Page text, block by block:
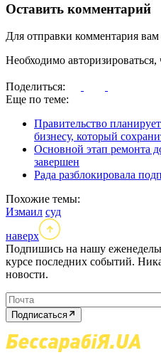
Оставить комментарий
Для отправки комментария
Необходимо
Поделиться:
Еще по теме:
Правительство
бизнесу, который
Основной этап ремонта
завершен
Рада разблокировала
Похожие темы:
Измаил суд
наверх
Подпишись на нашу
курсе последних событий.
новости.
Подписаться